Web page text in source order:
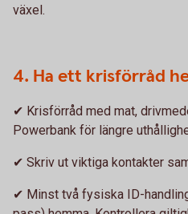
växel.
4. Ha ett krisförråd
✔ Krisförråd med mat,
Powerbank för längre
✔ Skriv ut viktiga kontakter
✔ Minst två fysiska ID-